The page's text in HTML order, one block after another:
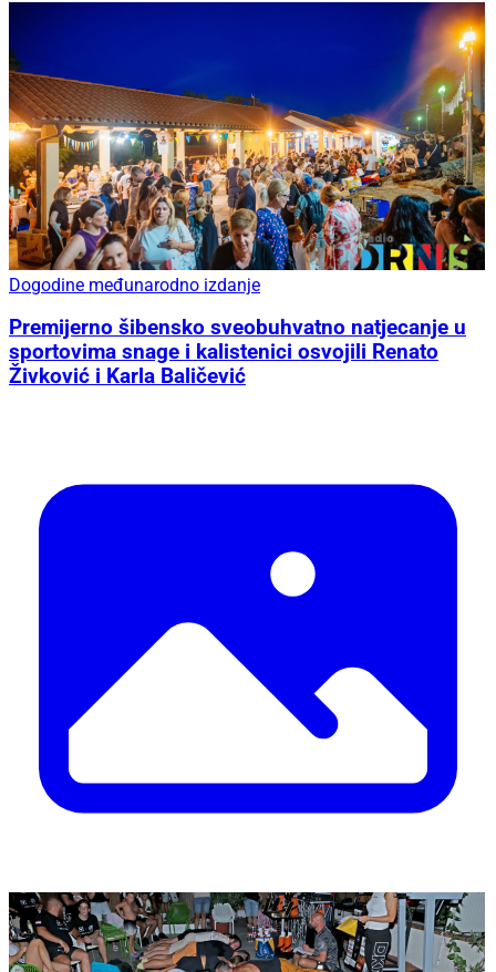
Dogodine međunarodno izdanje
Premijerno šibensko sveobuhvatno natjecanje u
sportovima snage i kalistenici osvojili Renato
Živković i Karla Baličević